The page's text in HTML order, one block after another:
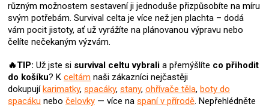
různým možnostem sestavení ji jednoduše přizpůsobíte na míru
svým potřebám. Survival celta je více než jen plachta – dodá
vám pocit jistoty, ať už vyrážíte na plánovanou výpravu nebo
čelíte nečekaným výzvám.
🔥TIP: Už jste si survival celtuvybrali a přemýšlíte co přihodit
do košíku? K celtám naši zákazníci nejčastěji
dokupujíkarimatky, spacáky, stany, ohřívače těla, boty do
spacáku nebo čelovky — více na spaní v přírodě. Nepřehlédněte